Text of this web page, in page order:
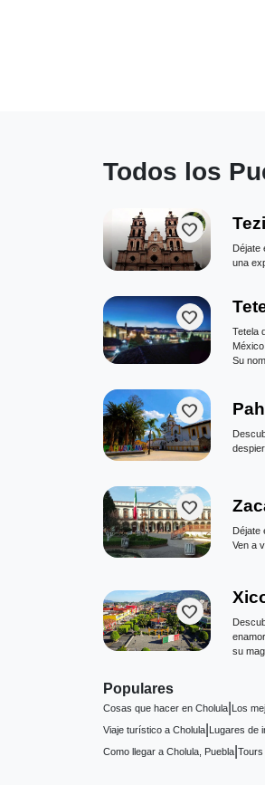
Todos los
favorite
Déjate
una
favorite
Tetela
Su
favorite
favorite
Déjate
Ven a
favorite
su
Populares
Cosas que hacer en Cholula Los
Viaje turístico a Cholula Lugares de
Como llegar a Cholula, Puebla Tours